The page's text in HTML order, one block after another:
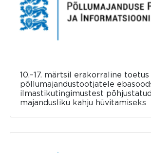
10.–17. märtsil erakorraline toetus
põllumajandustootjatele
ilmastikutingimustest põhjustatud
majandusliku kahju hüvitamiseks